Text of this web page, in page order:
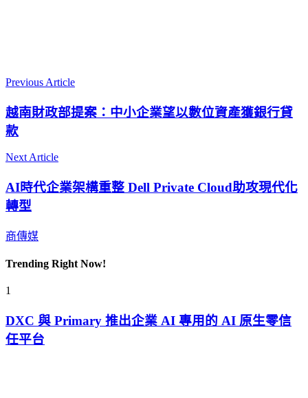
Previous Article
越南財政部提案：中小企業望以數位資產獲銀行貸
款
Next Article
AI時代企業架構重整 Dell Private Cloud助攻現代化
轉型
商傳媒
Trending Right Now!
1
DXC 與 Primary 推出企業 AI 專用的 AI 原生零信
任平台